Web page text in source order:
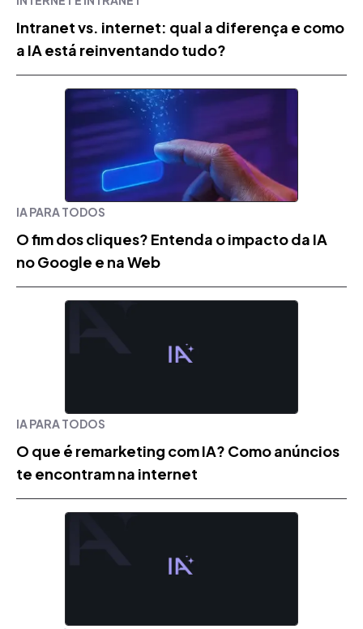
Intranet vs. internet: qual a diferença e como
a IA está reinventando tudo?
IA PARA TODOS
O fim dos cliques? Entenda o impacto da IA
no Google e na Web
IA PARA TODOS
O que é remarketing com IA? Como anúncios
te encontram na internet